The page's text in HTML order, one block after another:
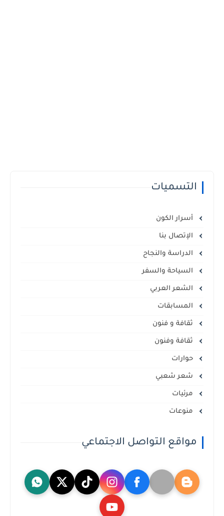
التسميات
أسرار الكون
الإتصال بنا
الدراسة والنجاح
السياحة والسفر
الشعر العربي
المسابقات
ثقافة و فنون
ثقافة وفنون
حوارات
شعر شعبي
مرئيات
منوعات
مواقع التواصل الاجتماعي